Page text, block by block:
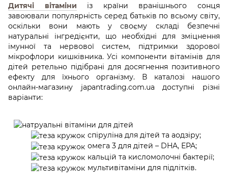
Дитячі вітаміни із країни вранішнього сонця
завоювали популярність серед батьків по всьому світу,
оскільки вони мають у своєму складі безпечні
натуральні інгредієнти, що необхідні для зміцнення
імунної та нервової систем, підтримки здорової
мікрофлори кишківника. Усі компоненти вітамінів для
дітей ретельно підібрані для досягнення позитивного
ефекту для їхнього організму. В каталозі нашого
онлайн-магазину japantrading.com.ua доступні різні
варіанти:
спіруліна для дітей та аодзіру;
омега 3 для дітей – DHA, EPA;
кальцій та кисломолочні бактерії;
мультивітаміни для підлітків.